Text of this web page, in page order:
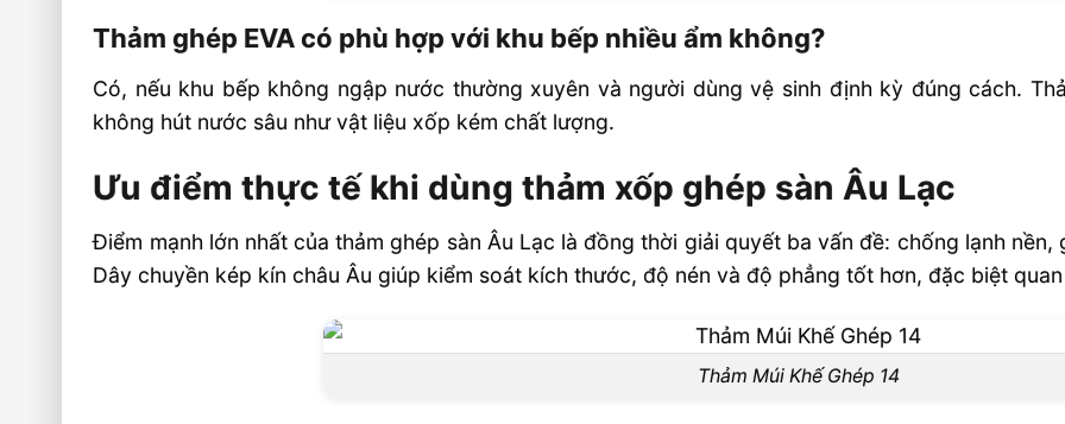
Thảm ghép EVA có phù hợp với khu bếp nhiều ẩm không?
Có, nếu khu bếp không ngập nước thường xuyên và người dùng vệ sinh định kỳ đúng cách.
không hút nước sâu như vật liệu xốp kém chất lượng.
Ưu điểm thực tế khi dùng thảm xốp ghép sàn Âu Lạc
Điểm mạnh lớn nhất của thảm ghép sàn Âu Lạc là đồng thời giải quyết ba vấn đề: chống lạnh
Dây chuyền kép kín châu Âu giúp kiểm soát kích thước, độ nén và độ phẳng tốt hơn, đặc biệt
Thảm Múi Khế Ghép 14